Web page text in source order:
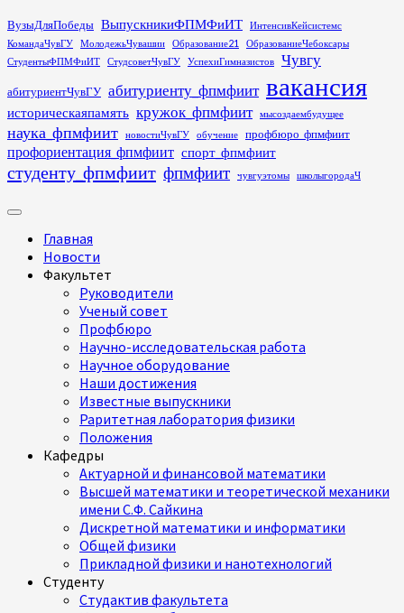
Перейти
к
содержимому
ВузыДляПобеды ВыпускникиФПМФиИТ
ИнтенсивКейсистемс
КомандаЧувГУ
МолодежьЧувашии Образование21
ОбразованиеЧебоксары
СтудентыФПМФиИТ
СтудсоветЧувГУ УспехиГимназистов Чувгу
абитуриентЧувГУ абитуриенту_фпмфиит вакансия
историческаяпамять кружок_фпмфиит мысоздаембудущее
наука_фпмфиит новостиЧувГУ обучение профбюро_фпмфиит
профориентация_фпмфиит спорт_фпмфиит
студенту_фпмфиит фпмфиит чувгуэтомы школыгородаЧ
Основное
Главная
Новости
Факультет
Руководители
Ученый совет
Профбюро
Научно-исследовательская работа
Научное оборудование
Наши достижения
Известные выпускники
Раритетная лаборатория физики
Положения
Кафедры
Актуарной и финансовой математики
Высшей математики и теоретической механики
имени С.Ф. Сайкина
Дискретной математики и информатики
Общей физики
Прикладной физики и нанотехнологий
Студенту
Студактив факультета